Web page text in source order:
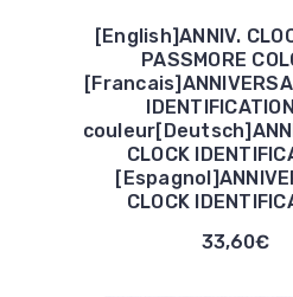
[English]ANNIV.
PASSMORE
CLOCK
CLOCK
33,60€